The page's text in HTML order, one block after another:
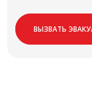
ВЫЗВАТЬ